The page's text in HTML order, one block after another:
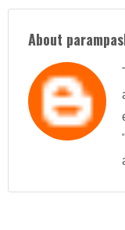
About